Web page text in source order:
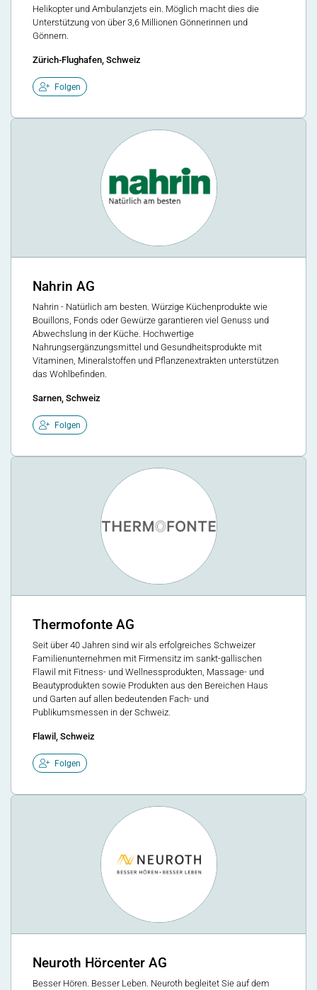
Helikopter und Ambulanzjets ein. Möglich macht dies die
Unterstützung von über 3,6 Millionen Gönnerinnen und
Gönnern.
Zürich-Flughafen, Schweiz
Folgen
Nahrin AG
Nahrin - Natürlich am besten. Würzige Küchenprodukte wie
Bouillons, Fonds oder Gewürze garantieren viel Genuss und
Abwechslung in der Küche. Hochwertige
Nahrungsergänzungsmittel und Gesundheitsprodukte mit
Vitaminen, Mineralstoffen und Pflanzenextrakten unterstützen
das Wohlbefinden.
Sarnen, Schweiz
Folgen
Thermofonte AG
Seit über 40 Jahren sind wir als erfolgreiches Schweizer
Familienunternehmen mit Firmensitz im sankt-gallischen
Flawil mit Fitness- und Wellnessprodukten, Massage- und
Beautyprodukten sowie Produkten aus den Bereichen Haus
und Garten auf allen bedeutenden Fach- und
Publikumsmessen in der Schweiz.
Flawil, Schweiz
Folgen
Neuroth Hörcenter AG
Besser Hören. Besser Leben. Neuroth begleitet Sie auf dem